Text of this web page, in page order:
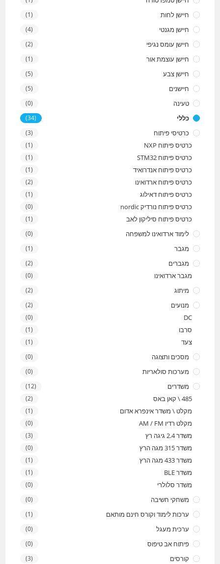
חיישן לחות (1)
חיישן מגנטי (4)
חיישן עומס נגיפי (2)
חיישן עוצמת אור (1)
חיישן צבע (5)
חיישנים (5)
טעינה (0)
כללי (34)
כרטיסי פיתוח (3)
כרטיס פיתוח NXP (1)
כרטיס פיתוח STM32 (1)
כרטיס פיתוח אנדרואיד (1)
כרטיס פיתוח ארדואינו (2)
כרטיס פיתוח דאילוג (1)
כרטיס פיתוח נורדיק nordic (0)
כרטיס פיתוח סיליקון לאב (1)
לימוד ארדואינו למשפחה (0)
מגבר (1)
מגברים (2)
מגבר ארדואינו (0)
מיתוג (2)
מנועים (2)
DC
(0)
סרבו (1)
צעד (1)
מסכים ותצוגה (0)
מערכות סולאריות (0)
משדרים (12)
485 \ קאן באס (2)
מקלט \ משדר אינפרא אדום (1)
מקלט רדיו AM / FM (0)
משדר 2.4 גיגה רץ (3)
משדר 315 מגה הרץ (0)
משדר 433 מגה הרץ (1)
משדר BLE (1)
משדר סלולרי (0)
משחקי חשיבה (0)
ערכות לימוד וקורס חינם מותאם (1)
ערכית מעגל (0)
פיתוח אב טיפוס (0)
קורסים (3)